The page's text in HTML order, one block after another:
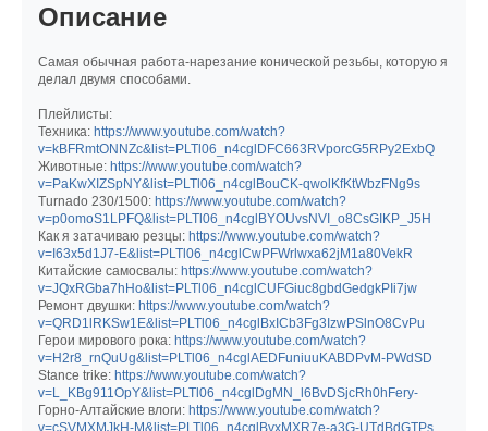
Описание
Самая обычная работа-нарезание конической резьбы, которую я
делал двумя способами.
Плейлисты:
Техника: https://www.youtube.com/watch?
v=kBFRmtONNZc&list=PLTl06_n4cglDFC663RVporcG5RPy2ExbQ
Животные: https://www.youtube.com/watch?
v=PaKwXIZSpNY&list=PLTl06_n4cglBouCK-qwolKfKtWbzFNg9s
Turnado 230/1500: https://www.youtube.com/watch?
v=p0omoS1LPFQ&list=PLTl06_n4cglBYOUvsNVI_o8CsGIKP_J5H
Как я затачиваю резцы: https://www.youtube.com/watch?
v=I63x5d1J7-E&list=PLTl06_n4cglCwPFWrlwxa62jM1a80VekR
Китайские самосвалы: https://www.youtube.com/watch?
v=JQxRGba7hHo&list=PLTl06_n4cglCUFGiuc8gbdGedgkPIi7jw
Ремонт двушки: https://www.youtube.com/watch?
v=QRD1lRKSw1E&list=PLTl06_n4cglBxICb3Fg3IzwPSlnO8CvPu
Герои мирового рока: https://www.youtube.com/watch?
v=H2r8_rnQuUg&list=PLTl06_n4cglAEDFuniuuKABDPvM-PWdSD
Stance trike: https://www.youtube.com/watch?
v=L_KBg911OpY&list=PLTl06_n4cglDgMN_l6BvDSjcRh0hFery-
Горно-Алтайские влоги: https://www.youtube.com/watch?